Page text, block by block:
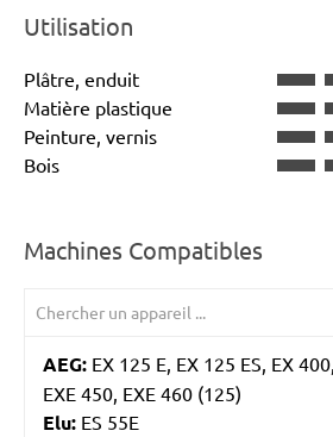
Utilisation
Plâtre, enduit
Matière plastique
Peinture, vernis
Bois
Machines Compatibles
AEG: EX 125 E, EX 125 ES, EX
EXE 450, EXE 460 (125)
Elu: ES 55E